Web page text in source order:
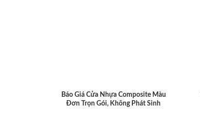
Báo Giá Cửa Nhựa Composite Màu
Đơn Trọn Gói, Không Phát Sinh